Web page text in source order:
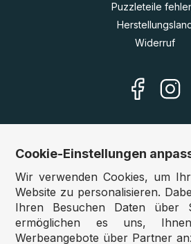
Puzzleteile
Widerruf
Unsere
Deutschland:
Österreich:
Belgien:
Cookie-Einstellungen
Wir verwenden Cookies, um
Website zu personalisieren.
Ihren Besuchen Daten über
ermöglichen es uns, Ihnen
Werbeangebote über Partner